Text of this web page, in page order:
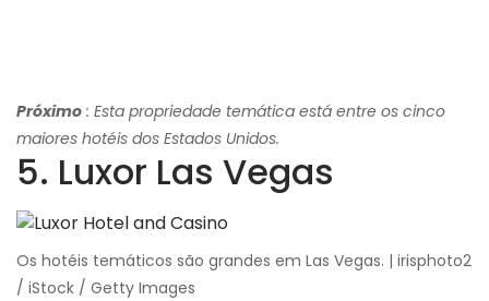
Próximo : Esta propriedade temática está entre os cinco
maiores hotéis dos Estados Unidos.
5. Luxor Las Vegas
Os hotéis temáticos são grandes em Las Vegas. | irisphoto2
/ iStock / Getty Images